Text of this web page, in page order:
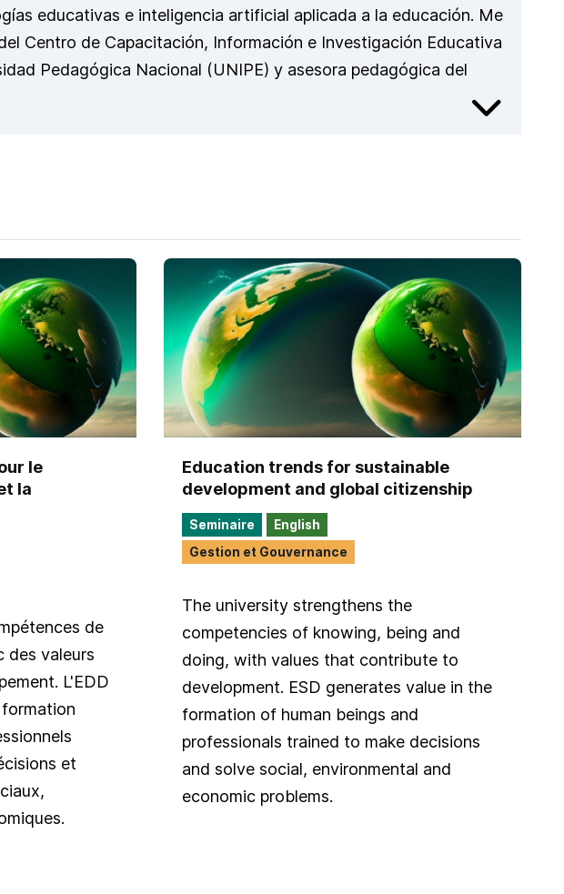
educativas e inteligencia artificial aplicada a la educación. Me
Centro de Capacitación, Información e Investigación Educativa
Pedagógica Nacional (UNIPE) y asesora pedagógica del
le
la
de
des valeurs
L'EDD
et
Education trends for sustainable
development and global citizenship
Seminaire
English
Gestion et Gouvernance
The university strengthens the
competencies of knowing, being and
doing, with values that contribute to
development. ESD generates value in the
formation of human beings and
professionals trained to make decisions
and solve social, environmental and
economic problems.